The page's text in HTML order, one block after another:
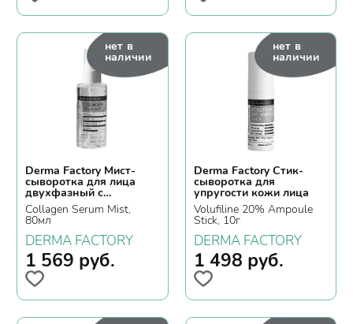
нет в
наличии
Derma Factory Мист-
сыворотка для лица
двухфазный с
коллагеном
Collagen Serum Mist,
80мл
DERMA FACTORY
1 569 руб.
нет в
наличии
Derma Factory Стик-
сыворотка для
упругости кожи лица
Volufiline 20% Ampoule
Stick, 10г
DERMA FACTORY
1 498 руб.